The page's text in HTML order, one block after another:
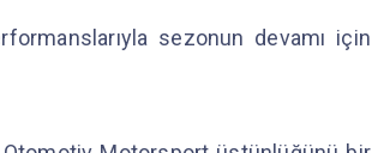
sezonun devamı için